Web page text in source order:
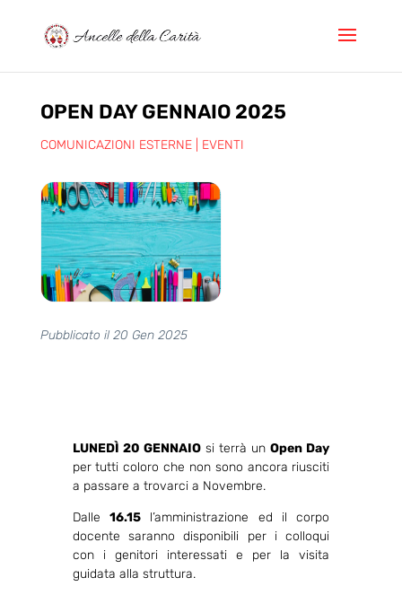
OPEN DAY GENNAIO 2025
COMUNICAZIONI ESTERNE| EVENTI
Pubblicato il 20 Gen 2025
LUNEDÌ 20 GENNAIOsi terrà unOpen Day
per tutti coloro che non sono ancora riusciti
a passare a trovarci a Novembre.
Dalle 16.15l’amministrazione ed il corpo
docente saranno disponibili per i colloqui
con i genitori interessati e per la visita
guidata alla struttura.